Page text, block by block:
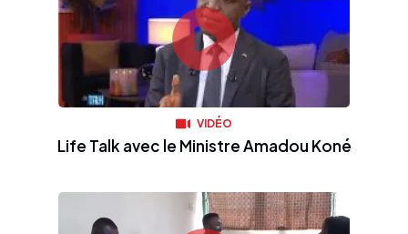
VIDÉO
Life Talk avec le Ministre Amadou Koné